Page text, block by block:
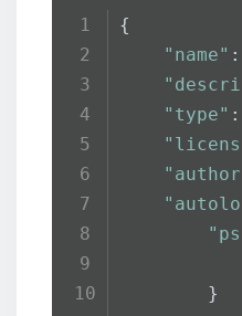
{
"name" :
"type" :
        }